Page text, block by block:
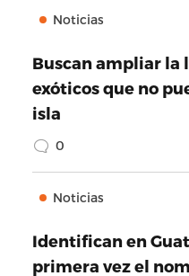
Noticias
Buscan ampliar la
exóticos que no
isla
0
Noticias
Identifican en
primera vez el